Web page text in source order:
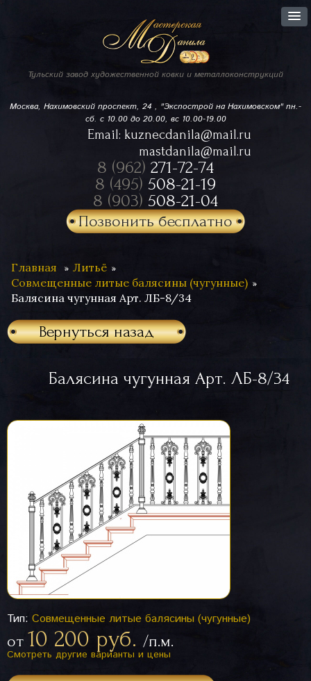
Тульский завод художественной ковки и металлоконструкций
Москва, Нахимовский проспект, 24 , "Экспострой на Нахимовском"пн.-
сб. с 10.00 до 20.00, вс 10.00-19.00
Email: kuznecdanila@mail.ru
mastdanila@mail.ru
8 (962) 271-72-74
8 (495) 508-21-19
8 (903) 508-21-04
Позвонить бесплатно
Главная
Литьё
Совмещенные литые балясины (чугунные)
Балясина чугунная Арт. ЛБ-8/34
Вернуться назад
Балясина чугунная Арт. ЛБ-8/34
Тип: Совмещенные литые балясины (чугунные)
от 10 200 руб. /п.м.
Смотреть другие варианты и цены